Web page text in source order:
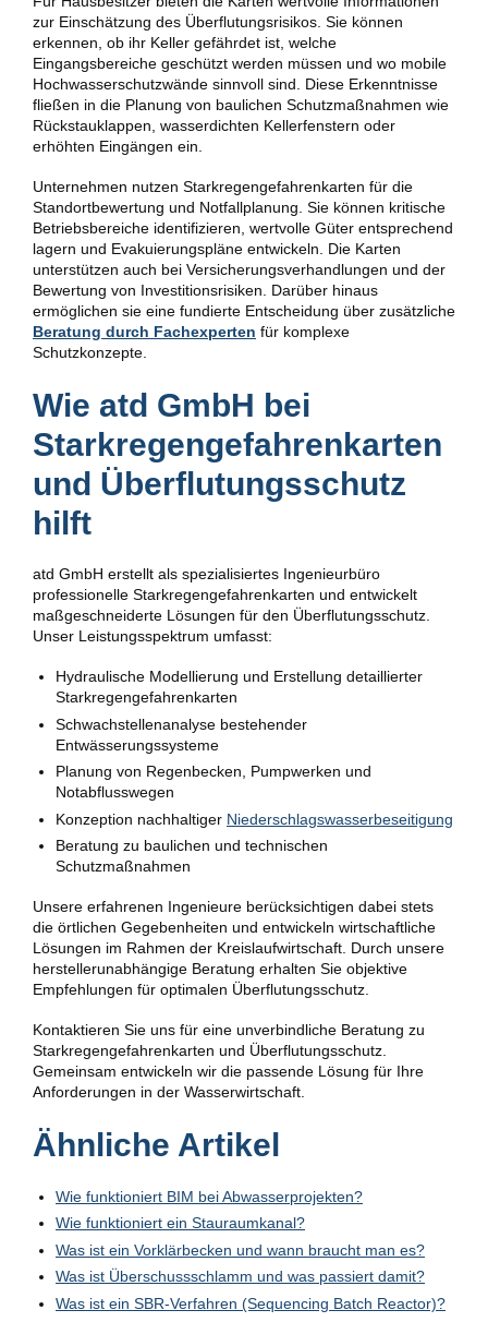
zur Einschätzung des Überflutungsrisikos. Sie können
erkennen, ob ihr Keller gefährdet ist, welche
Eingangsbereiche geschützt werden müssen und wo mobile
Hochwasserschutzwände sinnvoll sind. Diese Erkenntnisse
fließen in die Planung von baulichen Schutzmaßnahmen wie
Rückstauklappen, wasserdichten Kellerfenstern oder
erhöhten Eingängen ein.
Unternehmen nutzen Starkregengefahrenkarten für die
Standortbewertung und Notfallplanung. Sie können kritische
Betriebsbereiche identifizieren, wertvolle Güter entsprechend
lagern und Evakuierungspläne entwickeln. Die Karten
unterstützen auch bei Versicherungsverhandlungen und der
Bewertung von Investitionsrisiken. Darüber hinaus
ermöglichen sie eine fundierte Entscheidung über zusätzliche
Beratung durch Fachexperten für komplexe
Schutzkonzepte.
Wie atd GmbH bei
Starkregengefahrenkarten
und Überflutungsschutz
hilft
atd GmbH erstellt als spezialisiertes Ingenieurbüro
professionelle Starkregengefahrenkarten und entwickelt
maßgeschneiderte Lösungen für den Überflutungsschutz.
Unser Leistungsspektrum umfasst:
Hydraulische Modellierung und Erstellung detaillierter
Starkregengefahrenkarten
Schwachstellenanalyse bestehender
Entwässerungssysteme
Planung von Regenbecken, Pumpwerken und
Notabflusswegen
Konzeption nachhaltiger Niederschlagswasserbeseitigung
Beratung zu baulichen und technischen
Schutzmaßnahmen
Unsere erfahrenen Ingenieure berücksichtigen dabei stets
die örtlichen Gegebenheiten und entwickeln wirtschaftliche
Lösungen im Rahmen der Kreislaufwirtschaft. Durch unsere
herstellerunabhängige Beratung erhalten Sie objektive
Empfehlungen für optimalen Überflutungsschutz.
Kontaktieren Sie uns für eine unverbindliche Beratung zu
Starkregengefahrenkarten und Überflutungsschutz.
Gemeinsam entwickeln wir die passende Lösung für Ihre
Anforderungen in der Wasserwirtschaft.
Ähnliche Artikel
Wie funktioniert BIM bei Abwasserprojekten?
Wie funktioniert ein Stauraumkanal?
Was ist ein Vorklärbecken und wann braucht man es?
Was ist Überschussschlamm und was passiert damit?
Was ist ein SBR-Verfahren (Sequencing Batch Reactor)?